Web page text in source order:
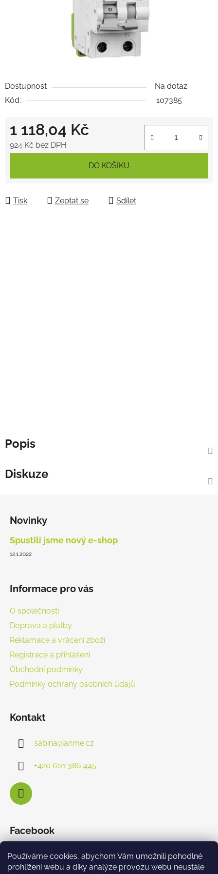
Používáme cookies, abychom Vám umožnili pohodlné
prohlížení webu a díky analýze provozu webu neustále
Dostupnost
Na dotaz
Kód:
107385
1 118,04 Kč
924 Kč bez DPH
DO KOŠÍKU
Tisk Zeptat se Sdílet
Popis
Diskuze
Novinky
Spustili jsme nový e-shop
12.1.2022
Informace pro vás
O společnosti
Doprava a platby
Reklamace a vrácení zboží
Registrace a přihlášení
Obchodní podmínky
Podmínky ochrany osobních údajů
Kontakt
sabina@anme.cz
+420 601 386 445
Facebook